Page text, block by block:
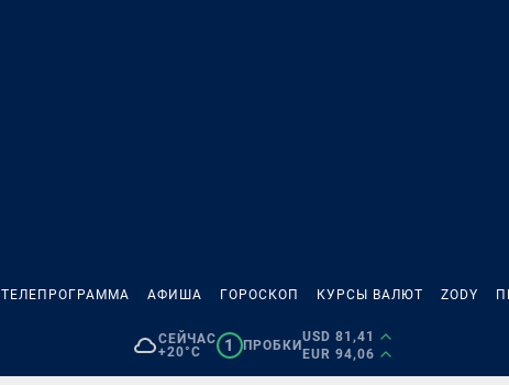
ТЕЛЕПРОГРАММА АФИША ГОРОСКОП КУРСЫ ВАЛЮТ ZODY
СЕЙЧАС
+20°C
1 ПРОБКИ
USD 81,41
EUR 94,06